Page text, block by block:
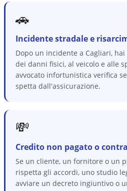
🚗
Incidente stradale e
Dopo un incidente a Cagliari,
dei danni fisici, al veicolo e alle
avvocato infortunistica verifica
spetta dall'assicurazione.
💸
Credito non pagato o
Se un cliente, un fornitore o un
rispetta gli accordi, uno studio
avviare un decreto ingiuntivo o